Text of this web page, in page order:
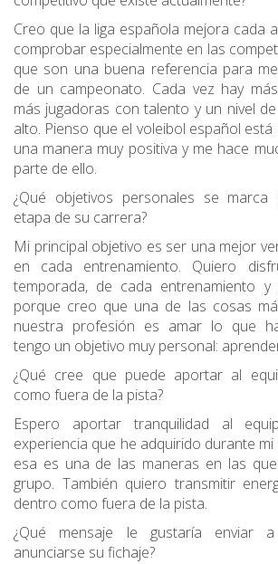
Creo que la liga española mejora cada
comprobar especialmente en las
que son una buena referencia para
de un campeonato. Cada vez hay
más jugadoras con talento y un nivel
alto. Pienso que el voleibol español
una manera muy positiva y me hace
parte de ello.
¿Qué objetivos personales se
etapa de su carrera?
Mi principal objetivo es ser una mejor
en cada entrenamiento. Quiero
temporada, de cada entrenamiento
porque creo que una de las cosas
nuestra profesión es amar lo que
tengo un objetivo muy personal:
¿Qué cree que puede aportar al
como fuera de la pista?
Espero aportar tranquilidad al
experiencia que he adquirido durante
esa es una de las maneras en las
grupo. También quiero transmitir
dentro como fuera de la pista.
¿Qué mensaje le gustaría enviar
anunciarse su fichaje?